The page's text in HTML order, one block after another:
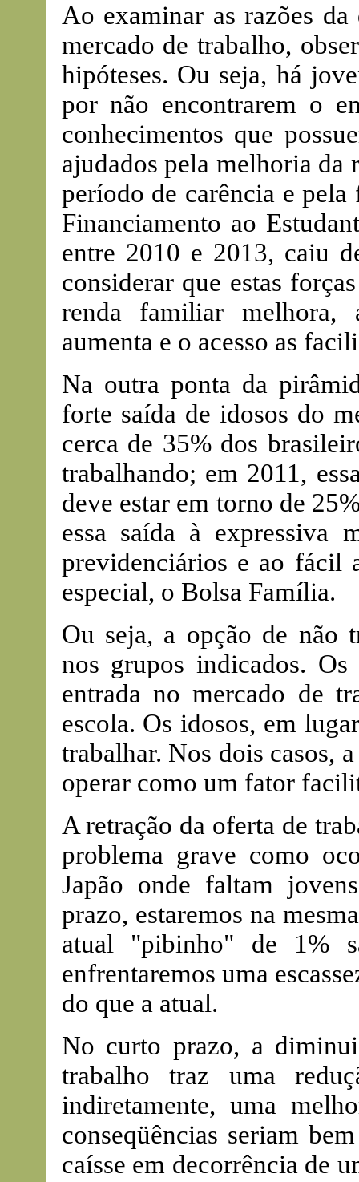
Ao examinar as razões
mercado de trabalho,
hipóteses. Ou seja, há
por não encontrarem o
conhecimentos que
ajudados pela melhoria da
período de carência e
Financiamento ao
entre 2010 e 2013, caiu
considerar que estas
renda familiar melhora,
aumenta e o acesso as
Na outra ponta da
forte saída de idosos do
cerca de 35% dos
trabalhando; em 2011,
deve estar em torno de
essa saída à expressiva
previdenciários e ao fácil
especial, o Bolsa Família.
Ou seja, a opção de não
nos grupos indicados.
entrada no mercado de
escola. Os idosos, em
trabalhar. Nos dois casos,
operar como um fator
A retração da oferta de
problema grave como
Japão onde faltam
prazo, estaremos na
atual "pibinho" de 1%
enfrentaremos uma
do que a atual.
No curto prazo, a
trabalho traz uma
indiretamente, uma
conseqüências seriam
caísse em decorrência de